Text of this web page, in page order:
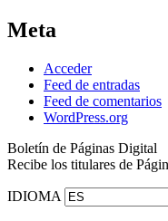
Meta
Acceder
Feed de entradas
Feed de comentarios
WordPress.org
Boletín de Páginas Digital
Recibe los titulares de
IDIOMA